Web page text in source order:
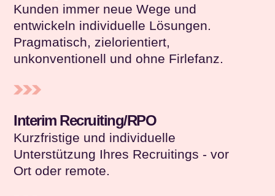
Kunden immer neue Wege und
entwickeln individuelle Lösungen.
Pragmatisch, zielorientiert,
unkonventionell und ohne Firlefanz.
Interim Recruiting/RPO
Kurzfristige und individuelle
Unterstützung Ihres Recruitings - vor
Ort oder remote.